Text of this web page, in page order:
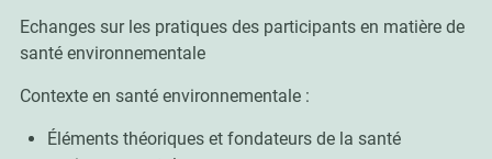
Echanges sur les pratiques des participants en matière de
santé environnementale
Contexte en santé environnementale :
Éléments théoriques et fondateurs de la santé